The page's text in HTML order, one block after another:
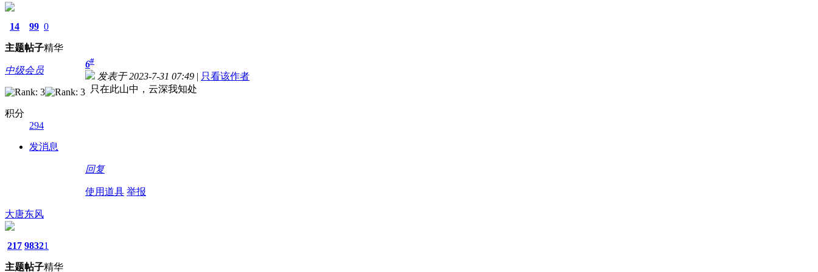
14
主题
99
帖子
0
精华
中级会员
积分
294
发消息
6#
发表于 2023-7-31 07:49 | 只看该作者
只在此山中，云深我知处
回复
使用道具 举报
大唐东风
217
主题
9832
帖子
1
精华